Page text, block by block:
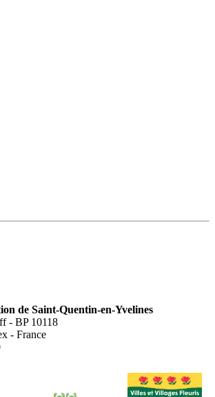
de Saint-Quentin-en-Yvelines
- BP 10118
- France